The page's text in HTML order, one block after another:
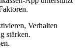
Verhalten
stärken.